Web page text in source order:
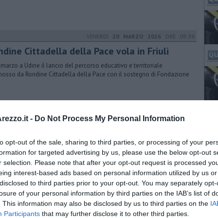
- Do Not Process My Personal Information
opt-out of the sale, sharing to third parties, or processing of your
for targeted advertising by us, please use the below opt-out
selection. Please note that after your opt-out request is processed
interest-based ads based on personal information utilized by us
to third parties prior to your opt-out. You may separately
of your personal information by third parties on the IAB’s list of
This information may also be disclosed by us to third parties on the
Participants that may further disclose it to other third parties.
VENERDÌ 20 MARZO 2026 ORE 09:39
Cittadella della Pace vola in Friuli
a Udine il lancio del percorso educativo e territoriale
da Rondine Cittadella della Pace con il sostegno di Fondazione
VENERDÌ 20 MARZO 2026 ORE 11:30
“desTEENazione” lo spazio multifunzionale pensato
per gli adolescenti e ospitato negli spazi comunali -ex
LUNEDÌ15 MAGGIO 2017ORE 21:30
del gioiello, consegnte le borse di